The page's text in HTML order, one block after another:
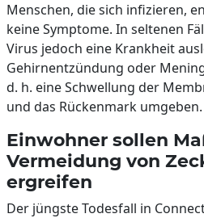
Menschen, die sich infizieren,
keine Symptome. In seltenen
Virus jedoch eine Krankheit
Gehirnentzündung oder
d. h. eine Schwellung der
und das Rückenmark umgeben.
Einwohner sollen
Vermeidung von
ergreifen
Der jüngste Todesfall in